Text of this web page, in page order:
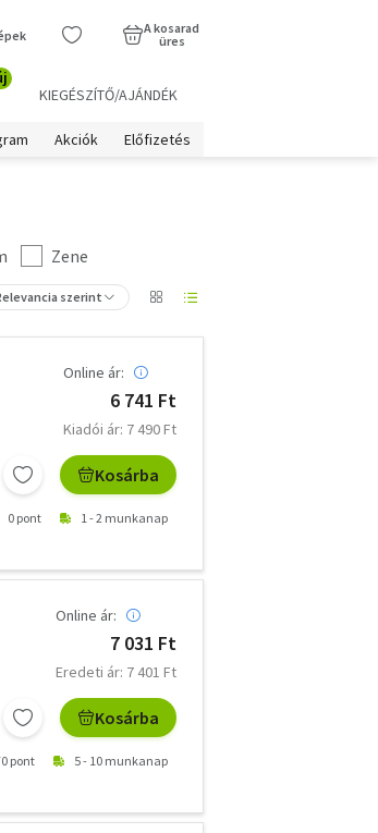
A kosarad
üres
KIEGÉSZÍTŐ/AJÁNDÉK
Akciók Előfizetés
Zene
szerint
Online ár:
6 741 Ft
Kiadói ár: 7 490 Ft
Kosárba
0 pont 1 - 2 munkanap
Online ár:
7 031 Ft
Eredeti ár: 7 401 Ft
Kosárba
pont 5 - 10 munkanap